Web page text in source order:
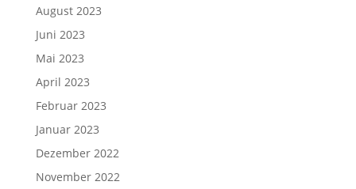
August 2023
Juni 2023
Mai 2023
April 2023
Februar 2023
Januar 2023
Dezember 2022
November 2022